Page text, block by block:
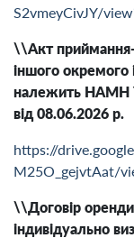
S2vmeyCivJY/
\\Акт приймання-
іншого окремого
належить НАМН
від 08.06.2026 р.
https://
M25O_gejvtAat/
\\Договір
індивідуально